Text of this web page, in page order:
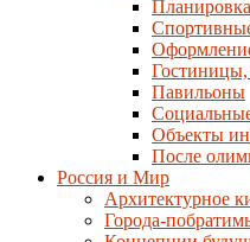
Планировка
Гостиницы,
Павильоны
Объекты
После
Россия и Мир
Архитектурное
Города-